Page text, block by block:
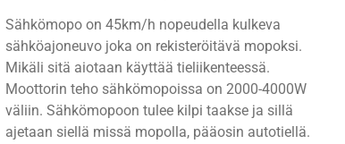
Sähkömopo on 45km/h nopeudella kulkeva
sähköajoneuvo joka on rekisteröitävä mopoksi.
Mikäli sitä aiotaan käyttää tieliikenteessä.
Moottorin teho sähkömopoissa on 2000-4000W
väliin. Sähkömopoon tulee kilpi taakse ja sillä
ajetaan siellä missä mopolla, pääosin autotiellä.